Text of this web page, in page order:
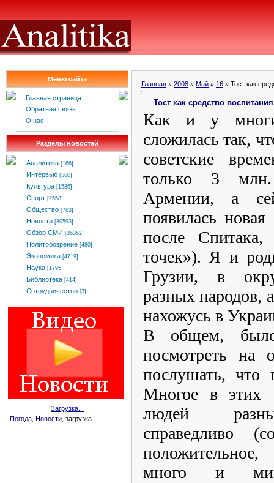
Меню сайта
Главная страница
Обратная связь
О нас
Разделы новостей
Аналитика [166]
Интервью [560]
Культура [1586]
Спорт [2558]
Общество [763]
Новости [30593]
Обзор СМИ [36362]
Политобозрение [480]
Экономика [4719]
Наука [1795]
Библиотека [414]
Сотрудничество [3]
Загрузка...
Погода Новости , загрузка...
Главная » 2008 » Май » 16 » Тост как
Тост как средство воспитания
Как и у
сложилась так,
советские
только 3
Армении, а
появилась
после Спитака,
точек»). Я и
Грузии, в
разных народов,
нахожусь в
В общем, было
посмотреть на
послушать, что
Многое в этих
людей
справедливо
много и